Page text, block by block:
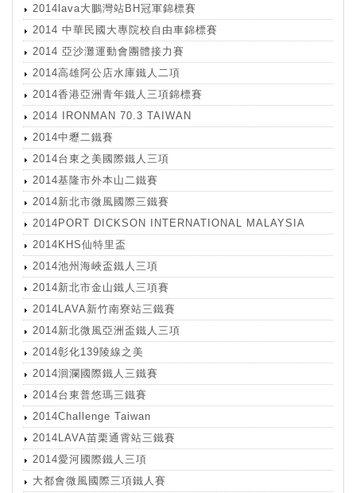
2014lava大鵬灣站BH冠軍錦標賽
2014 中華民國大專院校自由車錦標賽
2014 亞沙灘運動會團體接力賽
2014高雄阿公店水庫鐵人二項
2014香港亞洲青年鐵人三項錦標賽
2014 IRONMAN 70.3 TAIWAN
2014中壢二鐵賽
2014台東之美國際鐵人三項
2014基隆市外本山二鐵賽
2014新北市微風國際三鐵賽
2014PORT DICKSON INTERNATIONAL MALAYSIA
2014KHS仙特里盃
2014池州海峽盃鐵人三項
2014新北市金山鐵人三項賽
2014LAVA新竹南寮站三鐵賽
2014新北微風亞洲盃鐵人三項
2014彰化139陵線之美
2014洄瀾國際鐵人三鐵賽
2014台東普悠瑪三鐵賽
2014Challenge Taiwan
2014LAVA苗栗通霄站三鐵賽
2014愛河國際鐵人三項
大都會微風國際三項鐵人賽